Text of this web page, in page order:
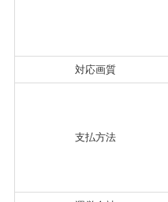
対応画質
支払方法